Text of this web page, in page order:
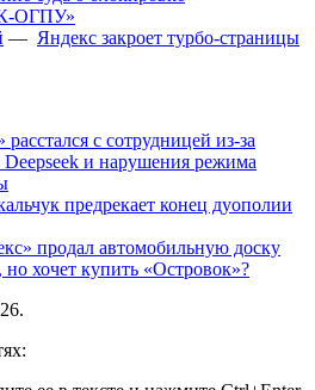
ОГПУ»
— Яндекс закроет турбо-страницы
с сотрудницей из-за
Deepseek и нарушения режима
предрекает конец дуополии
продал автомобильную доску
хочет купить «Островок»?